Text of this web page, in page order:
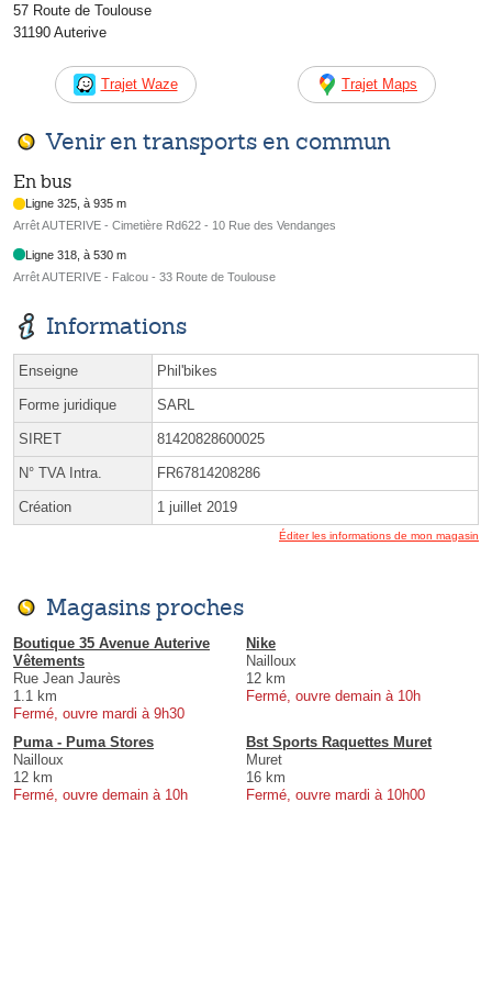
57 Route de Toulouse
31190 Auterive
Trajet Waze Trajet Maps
Venir en transports en commun
En bus
Ligne 325, à 935 m
Arrêt AUTERIVE - Cimetière Rd622 - 10 Rue des Vendanges
Ligne 318, à 530 m
Arrêt AUTERIVE - Falcou - 33 Route de Toulouse
Informations
Enseigne Phil'bikes
Forme juridique SARL
SIRET 81420828600025
N° TVA Intra. FR67814208286
Création 1 juillet 2019
Éditer les informations de mon magasin
Magasins proches
Boutique 35 Avenue Auterive
Vêtements
Rue Jean Jaurès
1.1 km
Fermé, ouvre mardi à 9h30
Nike
Nailloux
12 km
Fermé, ouvre demain à 10h
Puma - Puma Stores
Nailloux
12 km
Fermé, ouvre demain à 10h
Bst Sports Raquettes Muret
Muret
16 km
Fermé, ouvre mardi à 10h00